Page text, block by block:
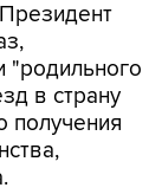
"родильного
в страну
получения